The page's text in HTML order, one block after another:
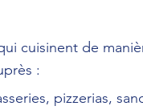
cuisinent de
:
pizzerias,